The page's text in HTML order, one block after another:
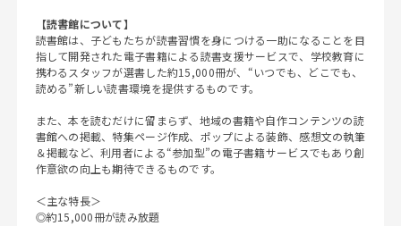
【読書館について】
読書館は、子どもたちが読書習慣を身につける一助になることを目
指して開発された電子書籍による読書支援サービスで、学校教育に
携わるスタッフが選書した約15,000冊が、“いつでも、どこでも、
読める”新しい読書環境を提供するものです。
また、本を読むだけに留まらず、地域の書籍や自作コンテンツの読
書館への掲載、特集ページ作成、ポップによる装飾、感想文の執筆
＆掲載など、利用者による“参加型”の電子書籍サービスでもあり創
作意欲の向上も期待できるものです。
＜主な特長＞
◎約15,000冊が読み放題